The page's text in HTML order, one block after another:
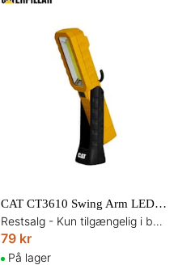
CAT CT3610 Swing Arm LED inspektionslampe 250 lumen
Restsalg - Kun tilgængelig i begrænset antal og så længe lager haves
79 kr
På lager